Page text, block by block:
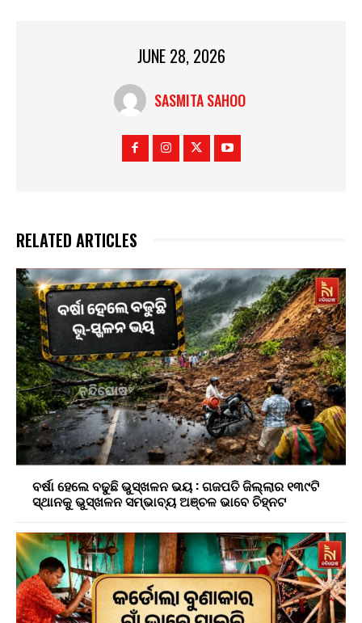
JUNE 28, 2026
SASMITA SAHOO
RELATED ARTICLES
ବର୍ଷା ହେଲେ ବଢୁଛି ଭୁସ୍ଖଳନ ଭୟ : ଗଜପତି ଜିଲ୍ଲାର ୧୩୯ଟି
ସ୍ଥାନକୁ ଭୁସ୍ଖଳନ ସମ୍ଭାବ୍ୟ ଅଞ୍ଚଳ ଭାବେ ଚିହ୍ନଟ